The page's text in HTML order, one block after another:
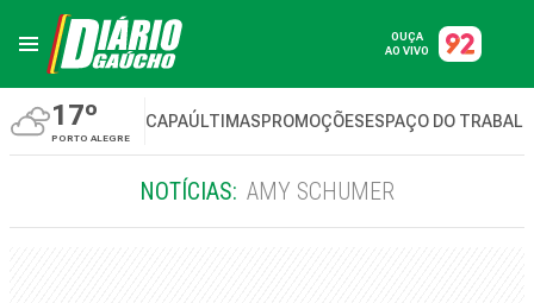
OUÇA
AO VIVO
17º
PORTO ALEGRE
CAPAÚLTIMASPROMOÇÕESESPAÇO DO
NOTÍCIAS: AMY SCHUMER